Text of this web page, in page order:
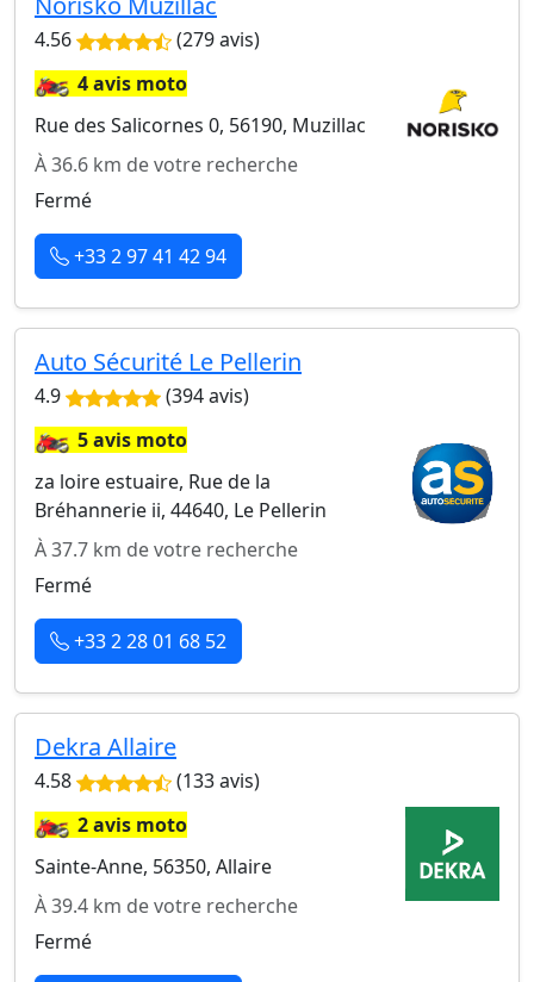
4.56 (279 avis)
🏍️4 avis moto
Rue des Salicornes 0, 56190, Muzillac
À 36.6 km de votre recherche
Fermé
+33 2 97 41 42 94
Auto Sécurité Le Pellerin
4.9 (394 avis)
🏍️5 avis moto
za loire estuaire, Rue de la
Bréhannerie ii, 44640, Le Pellerin
À 37.7 km de votre recherche
Fermé
+33 2 28 01 68 52
Dekra Allaire
4.58 (133 avis)
🏍️2 avis moto
Sainte-Anne, 56350, Allaire
À 39.4 km de votre recherche
Fermé